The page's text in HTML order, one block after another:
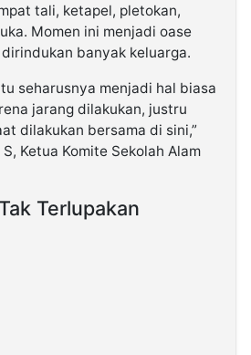
tali, ketapel, pletokan,
Momen ini menjadi oase
banyak keluarga.
seharusnya menjadi hal biasa
jarang dilakukan, justru
dilakukan bersama di sini,”
Ketua Komite Sekolah Alam
Terlupakan